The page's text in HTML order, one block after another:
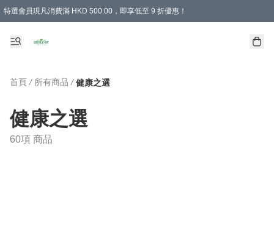
特選會員現凡消費滿 HKD 500.00，即享低至 9 折優惠！
首頁 / 所有商品 / 健康之選
健康之選
60項 商品